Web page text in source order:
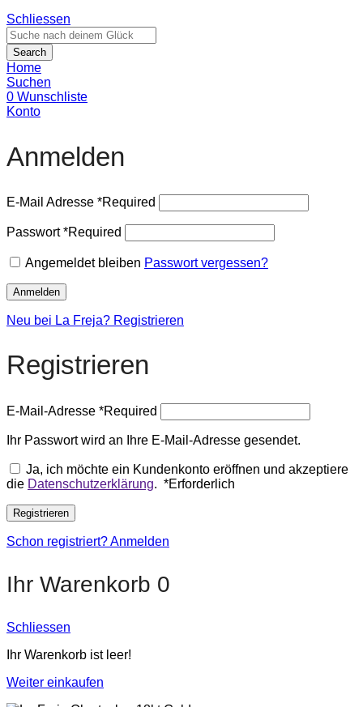
Schliessen
Search
Home
Suchen
0 Wunschliste
Konto
Anmelden
E-Mail Adresse *Required
Passwort*Required
Angemeldet bleiben Passwort vergessen?
Anmelden
Neu bei La Freja? Registrieren
Registrieren
E-Mail-Adresse *Required
Ihr Passwort wird an Ihre E-Mail-Adresse gesendet.
Ja, ich möchte ein Kundenkonto eröffnen und akzeptiere
die Datenschutzerklärung. *Erforderlich
Registrieren
Schon registriert? Anmelden
Ihr Warenkorb 0
Schliessen
Ihr Warenkorb ist leer!
Weiter einkaufen